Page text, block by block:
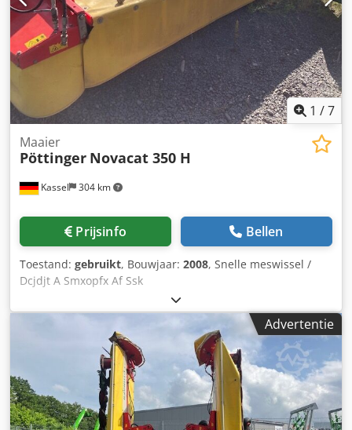
1 /7
Kassel 304 km
Maaier
Pöttinger Novacat 350 H
Prijsinfo Bellen
Toestand: gebruikt, Bouwjaar: 2008, Snelle meswissel /
Dcjdjt A Smxopfx Af Ssk
Advertentie